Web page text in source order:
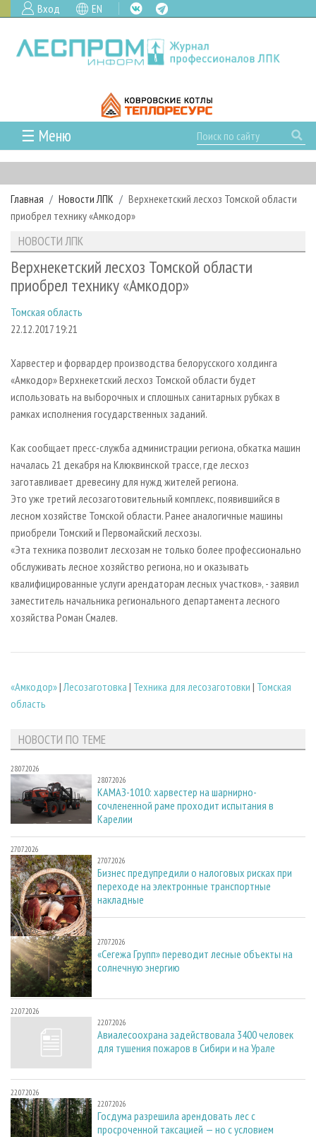
Вход EN
☰ Меню
ГЛАВНАЯ
РУБРИКИ И ТЕМЫ
РУБРИКИ ЖУРНАЛА
ЛЕСОЗАГОТОВКА
ЛЕСОПИЛЕНИЕ
СУШКА ДРЕВЕСИНЫ
ДЕРЕВЯННОЕ ДОМОСТРОЕНИЕ
ПРОИЗВОДСТВО МЕБЕЛИ
БИОЭНЕРГЕТИКА
ЦБП
ИНСТРУМЕНТ И МАТЕРИАЛЫ
НОВОСТИ
НОВОСТИ ЛПК
НОВОСТИ ЖУРНАЛА
ПРОЕКТЫ ЛПИ
АНАЛИТИКА
ПРЕДПРИЯТИЯ ЛПК
ПЕРСОНЫ
ОФИЦИАЛЬНЫЕ ДЕЛЕГАЦИИ
ПРИОРИТЕТНЫЕ ИНВЕСТПРОЕКТЫ
RUSSIAN FORESTRY REVIEW
ГАЗЕТА ЛЕСПРОМФОРУМ
БИБЛИОТЕКА СПЕЦИАЛИСТА
АРХИВ ЖУРНАЛОВ
СТАТЬИ
О ЖУРНАЛЕ
ПОДПИСКА
КОНТАКТЫ
РЕКЛАМОДАТЕЛЯМ
РЕКЛАМА
Главная Новости ЛПК
Верхнекетский лесхоз Томской области
приобрел технику «Амкодор»
НОВОСТИ ЛПК
Верхнекетский лесхоз Томской области
приобрел технику «Амкодор»
Томская область
22.12.2017 19:21
Харвестер и форвардер производства белорусского холдинга
«Амкодор» Верхнекетский лесхоз Томской области будет
использовать на выборочных и сплошных санитарных рубках в
рамках исполнения государственных заданий.
Как сообщает пресс-служба администрации региона, обкатка машин
началась 21 декабря на Клюквинской трассе, где лесхоз
заготавливает древесину для нужд жителей региона.
Это уже третий лесозаготовительный комплекс, появившийся в
лесном хозяйстве Томской области. Ранее аналогичные машины
приобрели Томский и Первомайский лесхозы.
«Эта техника позволит лесхозам не только более профессионально
обслуживать лесное хозяйство региона, но и оказывать
квалифицированные услуги арендаторам лесных участков», - заявил
заместитель начальника регионального департамента лесного
хозяйства Роман Смалев.
«Амкодор»|Лесозаготовка | Техника для лесозаготовки | Томская
область
НОВОСТИ ПО ТЕМЕ
28.07.2026
28.07.2026
КАМАЗ-1010: харвестер на шарнирно-
сочлененной раме проходит испытания в
Карелии
27.07.2026
27.07.2026
Бизнес предупредили о налоговых рисках при
переходе на электронные транспортные
накладные
27.07.2026
27.07.2026
«Сегежа Групп» переводит лесные объекты на
солнечную энергию
22.07.2026
22.07.2026
Авиалесоохрана задействовала 3400 человек
для тушения пожаров в Сибири и на Урале
22.07.2026
22.07.2026
Госдума разрешила арендовать лес с
просроченной таксацией — но с условием